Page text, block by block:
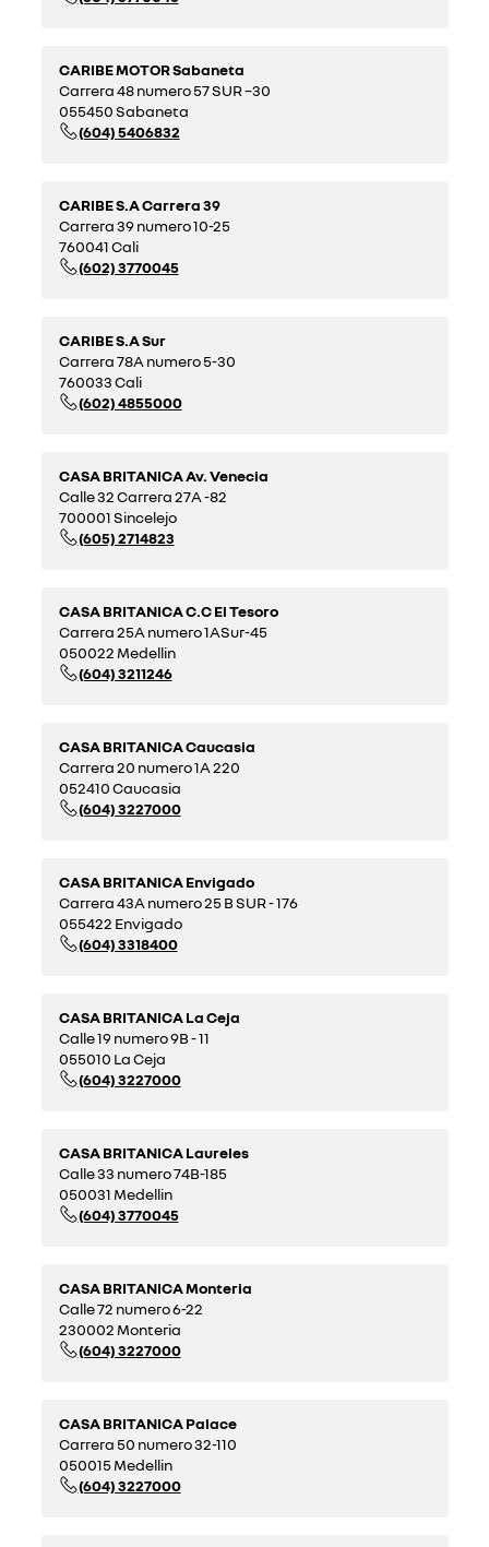
CARIBE MOTOR Sabaneta
Carrera 48 numero 57 SUR –30
055450 Sabaneta
(604) 5406832
CARIBE S.A Carrera 39
Carrera 39 numero 10-25
760041 Cali
(602) 3770045
CARIBE S.A Sur
Carrera 78A numero 5-30
760033 Cali
(602) 4855000
CASA BRITANICA Av. Venecia
Calle 32 Carrera 27A -82
700001 Sincelejo
(605) 2714823
CASA BRITANICA C.C El Tesoro
Carrera 25A numero 1ASur-45
050022 Medellin
(604) 3211246
CASA BRITANICA Caucasia
Carrera 20 numero 1A 220
052410 Caucasia
(604) 3227000
CASA BRITANICA Envigado
Carrera 43A numero 25 B SUR - 176
055422 Envigado
(604) 3318400
CASA BRITANICA La Ceja
Calle 19 numero 9B - 11
055010 La Ceja
(604) 3227000
CASA BRITANICA Laureles
Calle 33 numero 74B-185
050031 Medellin
(604) 3770045
CASA BRITANICA Monteria
Calle 72 numero 6-22
230002 Monteria
(604) 3227000
CASA BRITANICA Palace
Carrera 50 numero 32-110
050015 Medellin
(604) 3227000